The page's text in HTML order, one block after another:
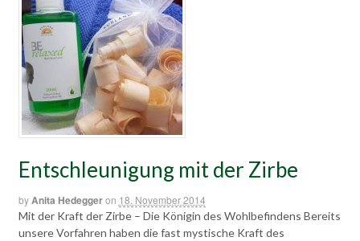
Entschleunigung mit der Zirbe
by Anita Hedeggeron 18. November 2014
Mit der Kraft der Zirbe – Die Königin des Wohlbefindens Bereits
unsere Vorfahren haben die fast mystische Kraft des